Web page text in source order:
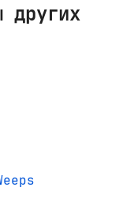
других